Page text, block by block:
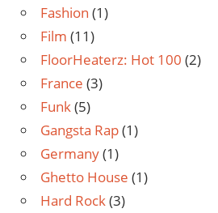
Fashion (1)
Film (11)
FloorHeaterz: Hot 100 (2)
France (3)
Funk(5)
Gangsta Rap(1)
Germany(1)
Ghetto House (1)
Hard Rock(3)